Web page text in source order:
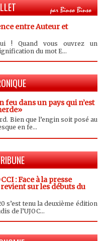
! Quand vous ouvrez un
du mot E...
Bien que l’engin soit posé au
en fe...
sur les débuts du
s’est tenu la deuxième édition
de l’UJOC...